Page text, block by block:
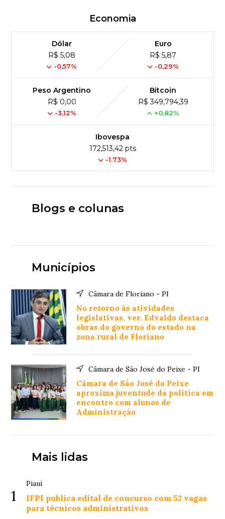
Economia
Dólar
R$ 5,08
-0,57%
Euro
R$ 5,87
-0,29%
Peso Argentino
R$ 0,00
-3,12%
Bitcoin
R$ 349,794,39
+0,82%
Ibovespa
172,513,42 pts
-1.73%
Blogs e colunas
Municípios
Câmara de Floriano - PI
No retorno às atividades
legislativas, ver. Edvaldo destaca
obras do governo do estado na
zona rural de Floriano
Câmara de São José do Peixe - PI
Câmara de São José do Peixe
aproxima juventude da política em
encontro com alunos de
Administração
Mais lidas
1
Piauí
IFPI publica edital de concurso com 52 vagas
para técnicos administrativos